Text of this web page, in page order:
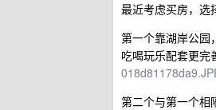
最近考虑买房，选
第一个靠湖岸公园
吃喝玩乐配套更完
第二个与第一个相